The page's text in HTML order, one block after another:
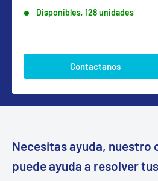
ventaDisponibles, 128 unidades
Contactanos
Necesitas ayuda, nuestro
puede ayuda a resolver